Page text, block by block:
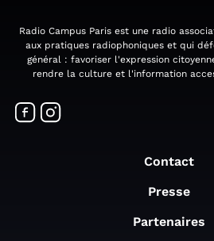
Radio Campus Paris est une radio
aux pratiques radiophoniques et qui
général : favoriser l'expression
rendre la culture et l'information
Contact
Presse
Partenaires